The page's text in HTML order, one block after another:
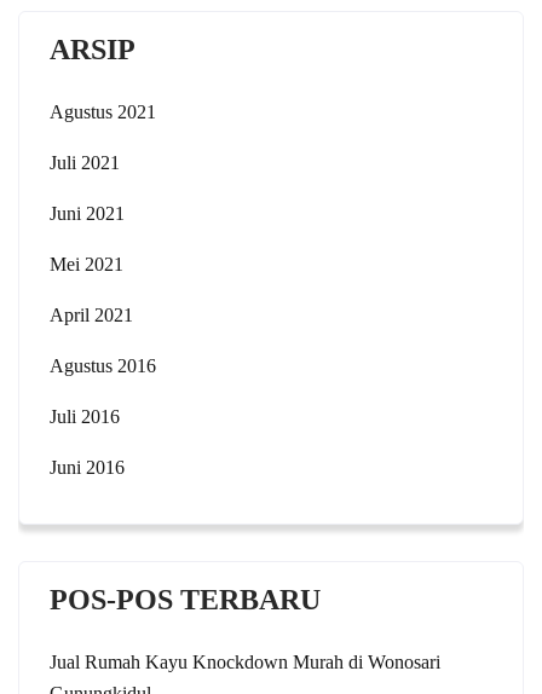
ARSIP
Agustus 2021
Juli 2021
Juni 2021
Mei 2021
April 2021
Agustus 2016
Juli 2016
Juni 2016
POS-POS TERBARU
Jual Rumah Kayu Knockdown Murah di Wonosari